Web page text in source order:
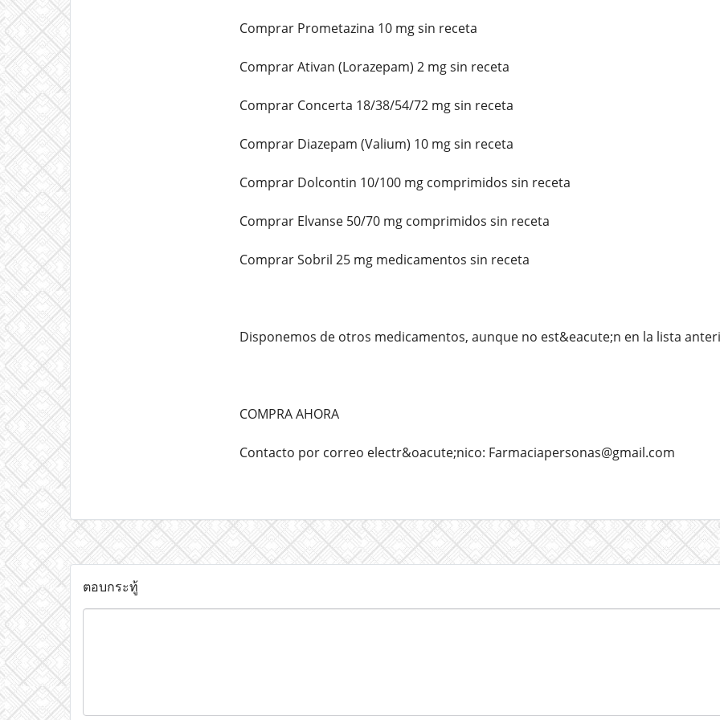
Comprar Prometazina 10 mg sin receta
Comprar Ativan (Lorazepam) 2 mg sin receta
Comprar Concerta 18/38/54/72 mg sin receta
Comprar Diazepam (Valium) 10 mg sin receta
Comprar Dolcontin 10/100 mg comprimidos sin receta
Comprar Elvanse 50/70 mg comprimidos sin receta
Comprar Sobril 25 mg medicamentos sin receta
Disponemos de otros medicamentos, aunque no est&eacute;n en la lista
COMPRA AHORA
Contacto por correo electr&oacute;nico: Farmaciapersonas@gmail.com
ตอบกระทู้